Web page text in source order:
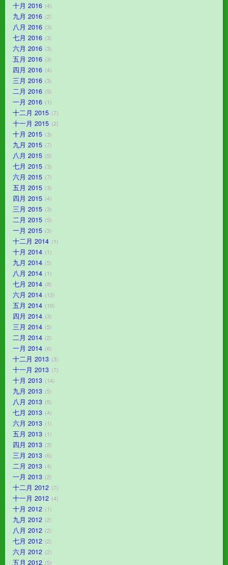
十月 2016 4
九月 2016 2
八月 2016 3
七月 2016 3
六月 2016 3
五月 2016 3
四月 2016 4
三月 2016 3
二月 2016 5
一月 2016 1
十二月 2015 7
十一月 2015 2
十月 2015 3
九月 2015 7
八月 2015 5
七月 2015 3
六月 2015 7
五月 2015 3
四月 2015 4
三月 2015 3
二月 2015 5
一月 2015 3
十二月 2014 1
十月 2014 1
九月 2014 5
八月 2014 1
七月 2014 8
六月 2014 12
五月 2014 10
四月 2014 3
三月 2014 5
二月 2014 2
一月 2014 6
十二月 2013 3
十一月 2013 7
十月 2013 14
九月 2013 5
八月 2013 5
七月 2013 4
六月 2013 1
五月 2013 1
四月 2013 3
三月 2013 6
二月 2013 4
一月 2013 2
十二月 2012 7
十一月 2012 4
十月 2012 1
九月 2012 2
八月 2012 2
七月 2012 2
六月 2012 2
五月 2012 5